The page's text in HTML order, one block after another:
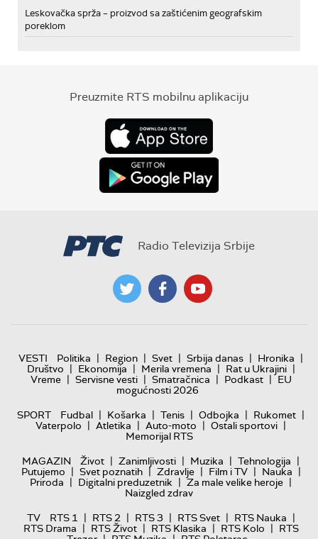
Leskovačka sprža – proizvod sa zaštićenim geografskim
poreklom
Preuzmite RTS mobilnu aplikaciju
Radio Televizija Srbije
VESTI Politika | Region | Svet | Srbija danas | Hronika |
Društvo | Ekonomija | Merila vremena | Rat u Ukrajini |
Vreme | Servisne vesti | Smatračnica | Podkast | EU
mogućnosti 2026
SPORT
Fudbal | Košarka | Tenis | Odbojka | Rukomet |
Vaterpolo | Atletika | Auto-moto | Ostali sportovi |
Memorijal RTS
MAGAZIN
Život | Zanimljivosti | Muzika | Tehnologija |
Putujemo | Svet poznatih | Zdravlje | Film i TV | Nauka |
Priroda | Digitalni preduzetnik | Za male velike heroje |
Naizgled zdrav
TV
RTS 1 | RTS 2 | RTS 3 | RTS Svet | RTS Nauka |
RTS Drama | RTS Život | RTS Klasika | RTS Kolo | RTS